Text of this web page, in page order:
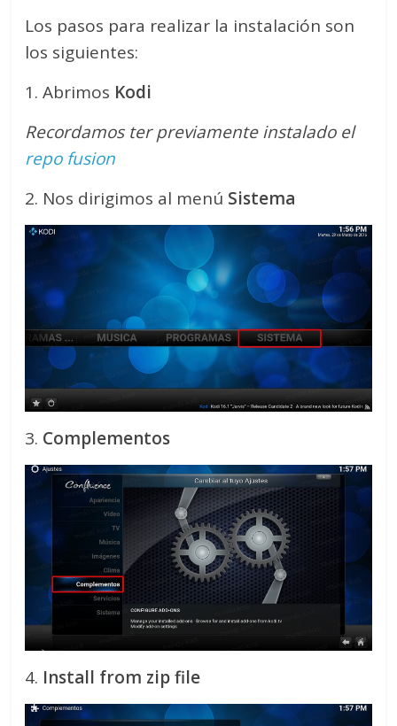
Los pasos para realizar la instalación son
los siguientes:
1. Abrimos Kodi
Recordamos ter previamente instalado el
repo fusion
2. Nos dirigimos al menú Sistema
3. Complementos
4. Install from zip file